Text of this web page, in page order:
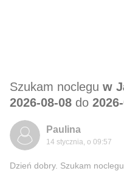
Szukam noclegu w
2026-08-08 do
Paulina
14 stycznia, o 09:57
Dzień dobry. Szukam